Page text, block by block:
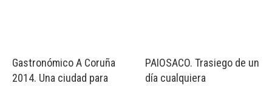
Gastronómico A Coruña
2014. Una ciudad para
PAIOSACO. Trasiego de un
día cualquiera